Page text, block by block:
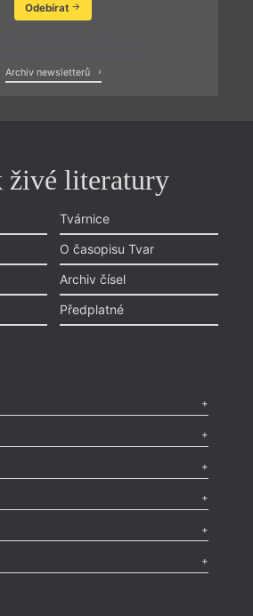
Odebírat
Archiv newsletterů
živé literatury
Tvárnice
O časopisu Tvar
Archiv čísel
Předplatné
,Pozvánka,Literární soutěž,
,Celá rubrika